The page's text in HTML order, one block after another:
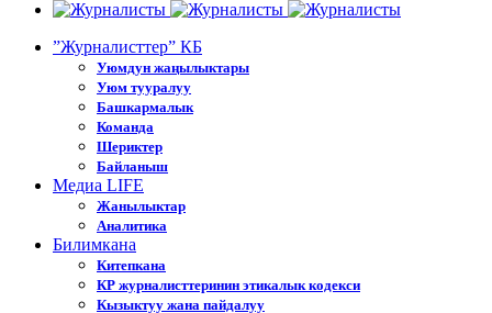
”Журналисттер” КБ
Уюмдун жаңылыктары
Уюм тууралуу
Башкармалык
Команда
Шериктер
Байланыш
Медиа LIFE
Жанылыктар
Аналитика
Билимкана
Китепкана
КР журналисттеринин этикалык кодекси
Кызыктуу жана пайдалуу